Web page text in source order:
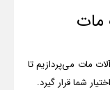
مات
مات می‌پردازیم تا
شما قرار گیرد.